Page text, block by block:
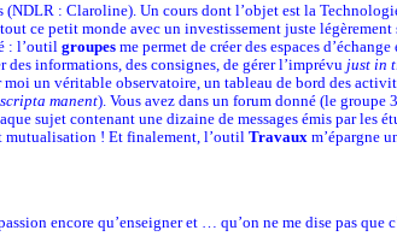
(NDLR : Claroline). Un cours dont l’objet est la
ce petit monde avec un investissement juste légèrement
: l’outil groupesme permet de créer des espaces
des informations, des consignes, de gérer l’imprévu just in
un véritable observatoire, un tableau de bord des
manent). Vous avez dans un forum donné (le groupe
sujet contenant une dizaine de messages émis par les
mutualisation ! Et finalement, l’outil Travauxm’épargne
encore qu’enseigner et … qu’on ne me dise pas que